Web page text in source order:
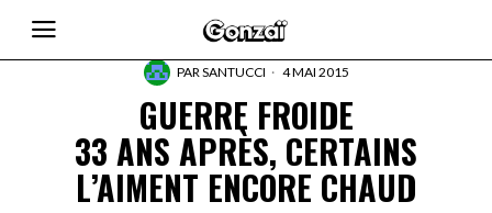
PARSANTUCCI 4 MAI 2015
GUERRE FROIDE
33 ANS APRÈS, CERTAINS
L’AIMENT ENCORE CHAUD